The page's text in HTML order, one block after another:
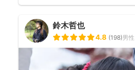
鈴木哲也
4.8 (198)男性